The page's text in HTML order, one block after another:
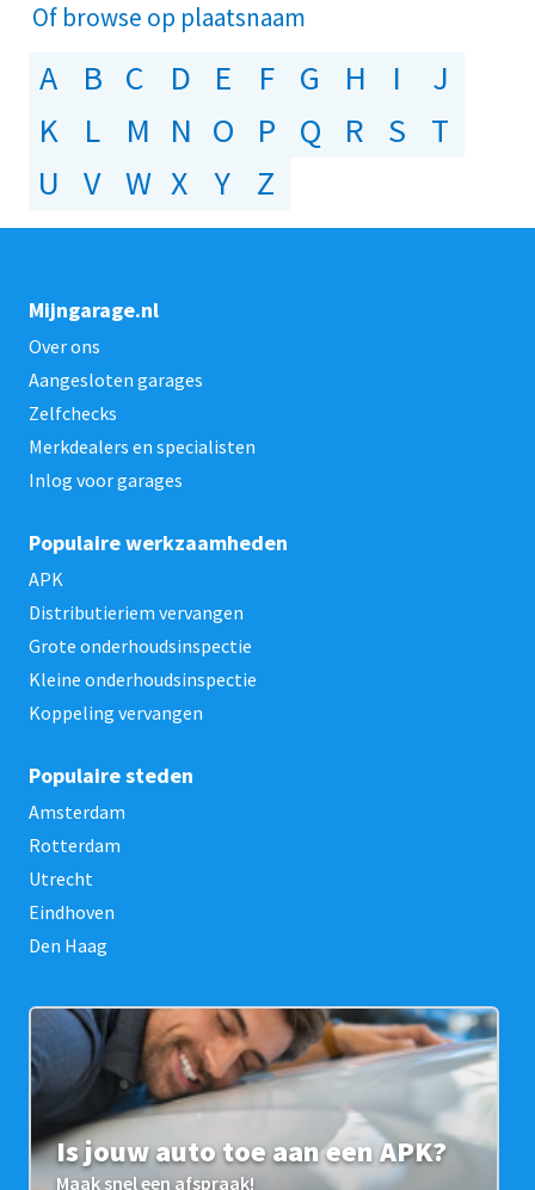
Of browse op plaatsnaam
A B C D E F G H I
J
K
L M N O P Q R S
T
U
V W X Y Z
Mijngarage.nl
Over ons
Aangesloten garages
Zelfchecks
Merkdealers en specialisten
Inlog voor garages
Populaire werkzaamheden
APK
Distributieriem vervangen
Grote onderhoudsinspectie
Kleine onderhoudsinspectie
Koppeling vervangen
Populaire steden
Amsterdam
Rotterdam
Utrecht
Eindhoven
Den Haag
Is jouw auto toe aan een APK?
Maak snel een afspraak!